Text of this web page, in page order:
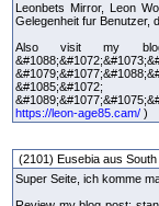
Leonbets Mirror, Leon
Gelegenheit fur Benutzer,
Also visit my blog -
&#1085;&#1072;
https://leon-age85.cam/ )
(2101) Eusebia aus
Super Seite, ich komme